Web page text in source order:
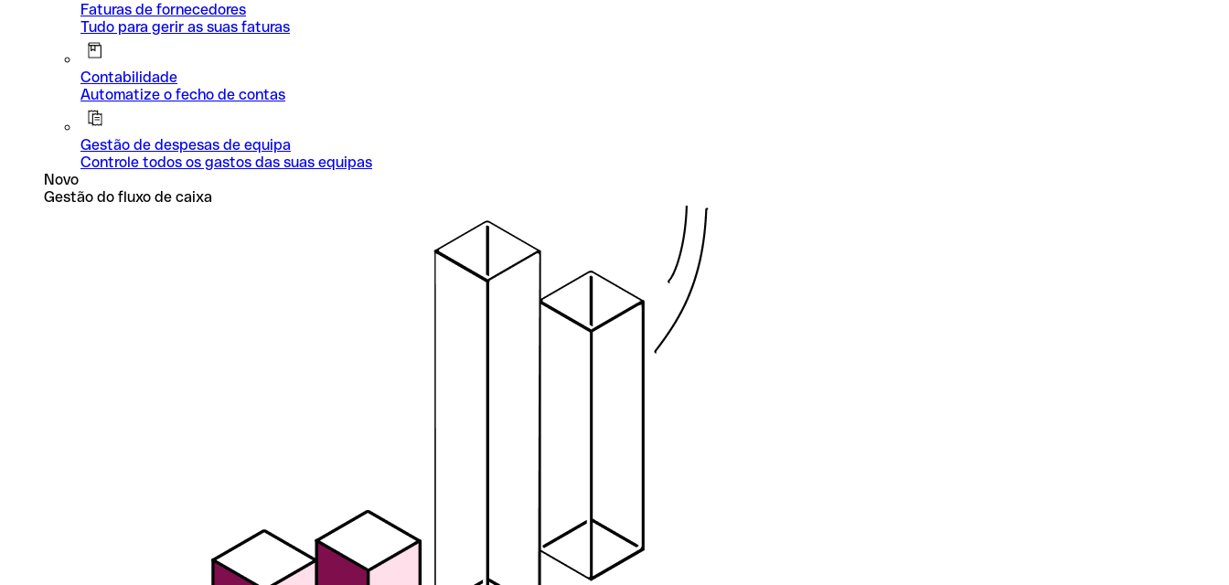
Faturas de fornecedores
Tudo para gerir as suas faturas
Contabilidade
Automatize o fecho de contas
Gestão de despesas de equipa
Controle todos os gastos das suas equipas
Novo
Gestão do fluxo de caixa